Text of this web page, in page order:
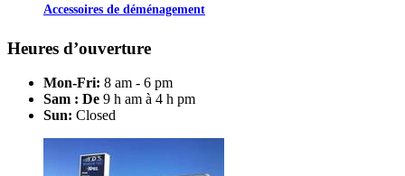
Accessoires de déménagement
Heures d’ouverture
Mon-Fri: 8 am - 6 pm
Sam : De 9 h am à 4 h pm
Sun: Closed